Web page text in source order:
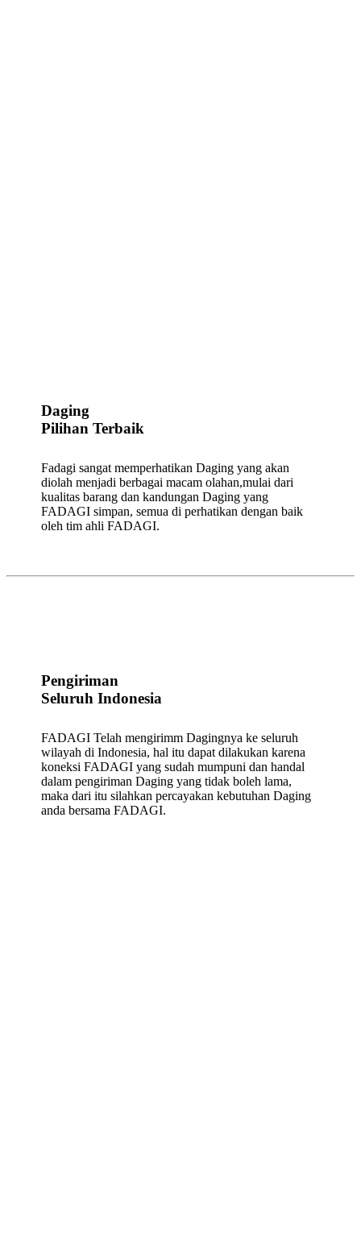
Daging
Pilihan Terbaik
Fadagi sangat memperhatikan Daging yang akan
diolah menjadi berbagai macam olahan,mulai dari
kualitas barang dan kandungan Daging yang
FADAGI simpan, semua di perhatikan dengan baik
oleh tim ahli FADAGI.
Pengiriman
Seluruh Indonesia
FADAGI Telah mengirimm Dagingnya ke seluruh
wilayah di Indonesia, hal itu dapat dilakukan karena
koneksi FADAGI yang sudah mumpuni dan handal
dalam pengiriman Daging yang tidak boleh lama,
maka dari itu silahkan percayakan kebutuhan Daging
anda bersama FADAGI.